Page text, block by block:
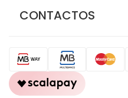
CONTACTOS